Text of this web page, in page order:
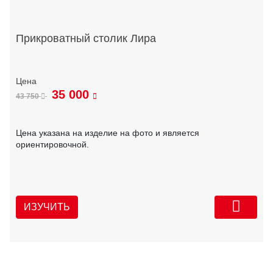
Прикроватный столик Лира
43 750 35 000
Цена указана на изделие на фото и является
ориентировочной.
ИЗУЧИТЬ